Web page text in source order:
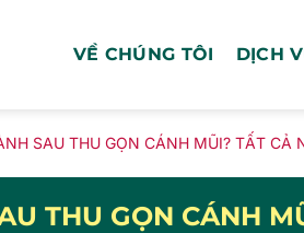
VỀ CHÚNG TÔI DỊCH
SAU THU GỌN CÁNH MŨI? TẤT CẢ
THU GỌN CÁNH